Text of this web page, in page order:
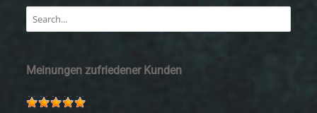
Meinungen zufriedener Kunden